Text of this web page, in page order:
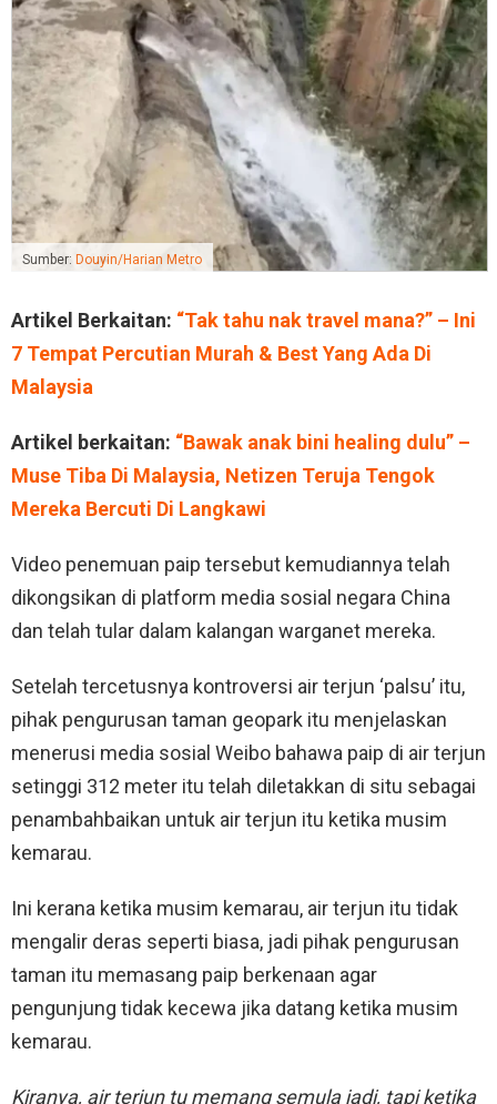
Sumber: Douyin/Harian Metro
Artikel Berkaitan: “Tak tahu nak travel mana?” – Ini
7 Tempat Percutian Murah & Best Yang Ada Di
Malaysia
Artikel berkaitan: “Bawak anak bini healing dulu” –
Muse Tiba Di Malaysia, Netizen Teruja Tengok
Mereka Bercuti Di Langkawi
Video penemuan paip tersebut kemudiannya telah
dikongsikan di platform media sosial negara China
dan telah tular dalam kalangan warganet mereka.
Setelah tercetusnya kontroversi air terjun ‘palsu’ itu,
pihak pengurusan taman geopark itu menjelaskan
menerusi media sosial Weibo bahawa paip di air terjun
setinggi 312 meter itu telah diletakkan di situ sebagai
penambahbaikan untuk air terjun itu ketika musim
kemarau.
Ini kerana ketika musim kemarau, air terjun itu tidak
mengalir deras seperti biasa, jadi pihak pengurusan
taman itu memasang paip berkenaan agar
pengunjung tidak kecewa jika datang ketika musim
kemarau.
Kiranya, air terjun tu memang semula jadi, tapi ketika